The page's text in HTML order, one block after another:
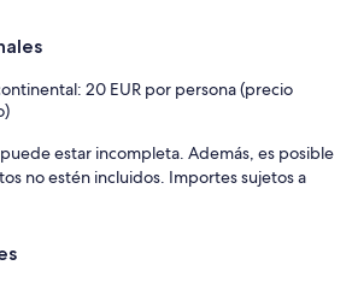
20 EUR por persona (precio
estar incompleta. Además, es posible
no estén incluidos. Importes sujetos a